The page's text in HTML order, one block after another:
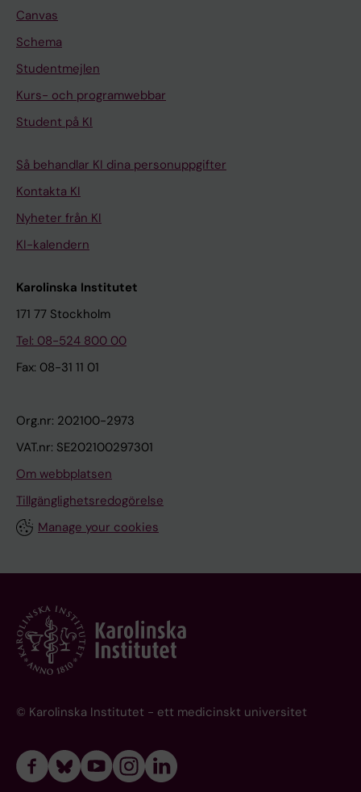
Canvas
Schema
Studentmejlen
Kurs- och programwebbar
Student på KI
Så behandlar KI dina personuppgifter
Kontakta KI
Nyheter från KI
KI-kalendern
Karolinska Institutet
171 77 Stockholm
Tel: 08-524 800 00
Fax: 08-31 11 01
Org.nr: 202100-2973
VAT.nr: SE202100297301
Om webbplatsen
Tillgänglighetsredogörelse
Manage your cookies
© Karolinska Institutet - ett medicinskt universitet